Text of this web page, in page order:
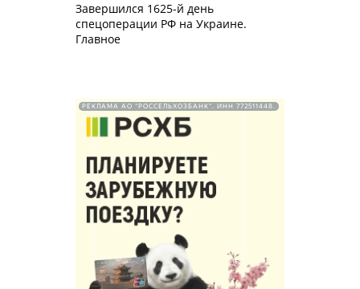
Завершился 1625-й день
спецоперации РФ на Украине.
Главное
РЕКЛАМА АО "РОССЕЛЬХОЗБАНК". ИНН 772511448.